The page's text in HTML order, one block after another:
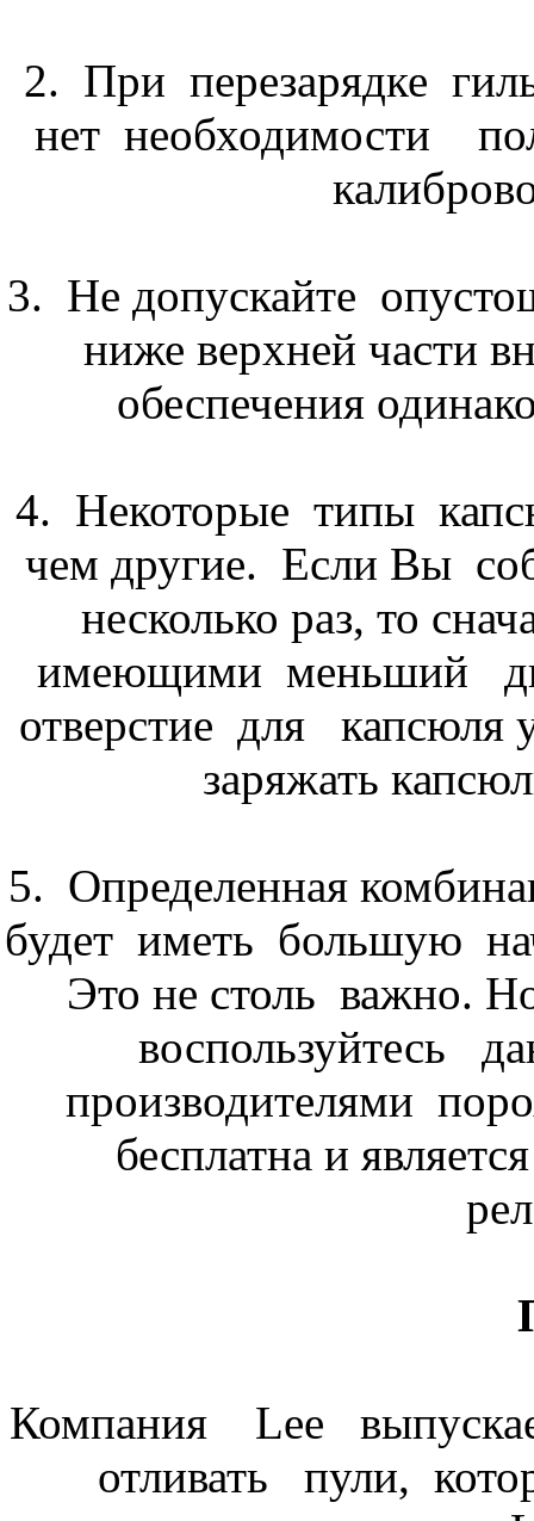
2. При перезарядке
нет необходимости
3. Не допускайте
ниже верхней части
обеспечения
4. Некоторые типы
чем другие. Если Вы
несколько раз, то
имеющими меньший
отверстие для капсюля
заряжать
5. Определенная
будет иметь большую
Это не столь важно.
воспользуйтесь
производителями
бесплатна и
Компания Lee
отливать пули,